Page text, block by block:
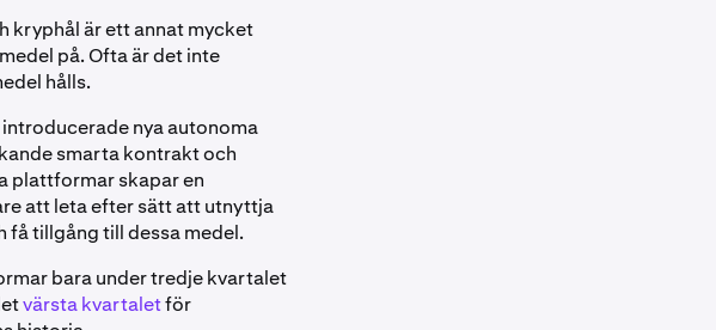
kryphål är ett annat mycket
på. Ofta är det inte
hålls.
introducerade nya autonoma
smarta kontrakt och
plattformar skapar en
att leta efter sätt att utnyttja
få tillgång till dessa medel.
bara under tredje kvartalet
värsta kvartaletför